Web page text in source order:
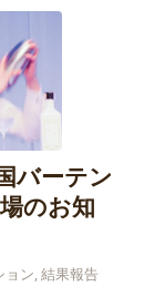
バーテン
のお知
ョン,結果報告